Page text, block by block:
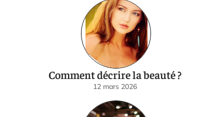
Comment décrire la beauté ?
12 mars 2026